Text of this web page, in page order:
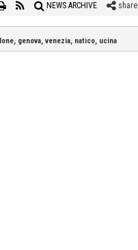
NEWS ARCHIVE share:
genova, venezia, natico, ucina